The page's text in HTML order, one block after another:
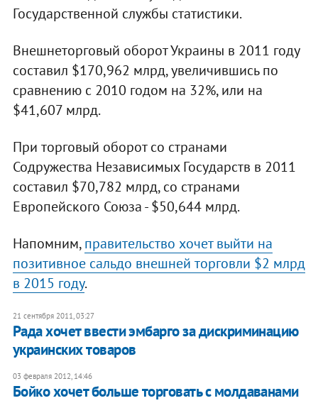
Государственной службы статистики.
Внешнеторговый оборот Украины в 2011 году
составил $170,962 млрд, увеличившись по
сравнению с 2010 годом на 32%, или на
$41,607 млрд.
При торговый оборот со странами
Содружества Независимых Государств в 2011
составил $70,782 млрд, со странами
Европейского Союза - $50,644 млрд.
Напомним,правительство хочет выйти на
позитивное сальдо внешней торговли $2 млрд
в 2015 году.
21 сентября 2011, 03:27
​Рада хочет ввести эмбарго за дискриминацию
украинских товаров
03 февраля 2012, 14:46
Бойко хочет больше торговать с молдаванами